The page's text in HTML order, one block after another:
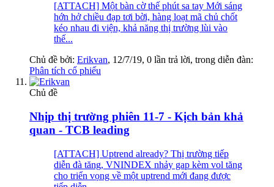
[ATTACH] Một bàn cờ thế phút sa tay Mới sáng
hớn hở chiều đạp tơi bời, hàng loạt mã chủ chốt
kéo nhau đi viện, khả năng thị trường lùi vào
thế...
Chủ đề bởi: Erikvan, 12/7/19, 0 lần trả lời, trong diễn đàn:
Phân tích cổ phiếu
Chủ đề
Nhịp thị trường phiên 11-7 - Kịch bản khả
quan - TCB leading
[ATTACH] Uptrend already? Thị trường tiếp
diễn đà tăng, VNINDEX nhảy gap kèm vol tăng
cho triển vọng về một uptrend mới đang được